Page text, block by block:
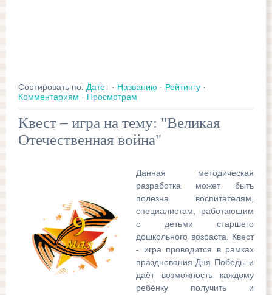
Сортировать по: Дате · Названию · Рейтингу ·
Комментариям · Просмотрам
Квест – игра на тему: "Великая
Отечественная война"
Данная методическая
разработка может быть
полезна воспитателям,
специалистам, работающим
с детьми старшего
дошкольного возраста. Квест
- игра проводится в рамках
празднования Дня Победы и
даёт возможность каждому
ребёнку получить и